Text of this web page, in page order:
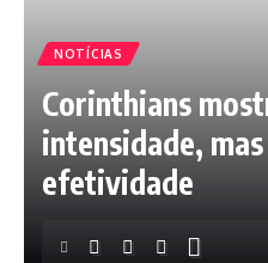
NOTÍCIAS
Corinthians
intensidade,
efetividade